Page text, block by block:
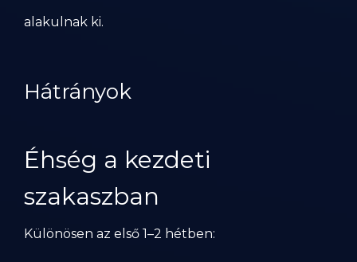
alakulnak ki.
Hátrányok
Éhség a kezdeti
szakaszban
Különösen az első 1–2 hétben: